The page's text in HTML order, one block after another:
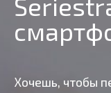
Хочешь, чтобы